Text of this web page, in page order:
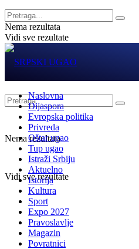
Nema rezultata
Vidi sve rezultate
Nema rezultata
Vidi sve rezultate
Naslovna
Dijaspora
Evropska politika
Privreda
Oštar ugao
Tup ugao
Istraži Srbiju
Aktuelno
Istorija
Kultura
Sport
Expo 2027
Pravoslavlje
Magazin
Povratnici